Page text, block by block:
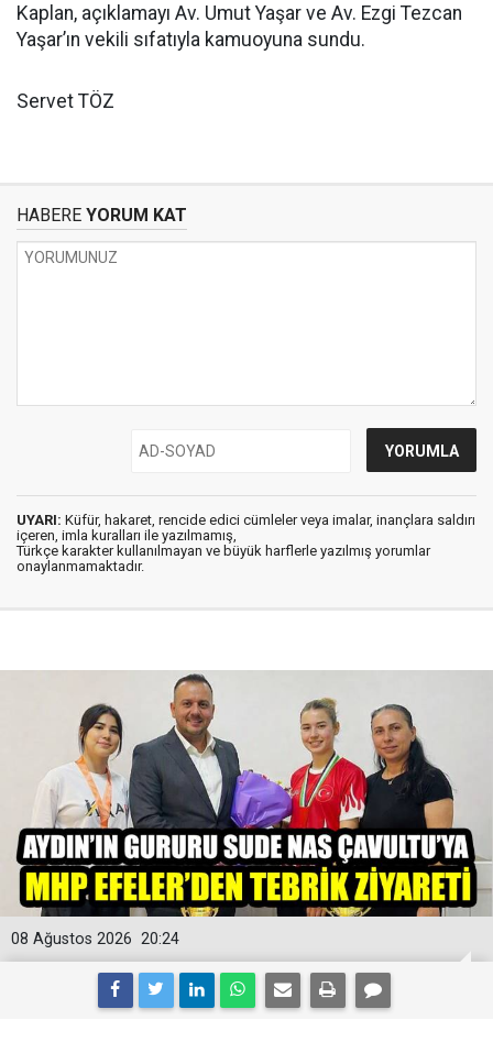
Kaplan, açıklamayı Av. Umut Yaşar ve Av. Ezgi Tezcan
Yaşar’ın vekili sıfatıyla kamuoyuna sundu.
Servet TÖZ
HABERE YORUM KAT
UYARI: Küfür, hakaret, rencide edici cümleler veya imalar, inançlara saldırı
içeren, imla kuralları ile yazılmamış,
Türkçe karakter kullanılmayan ve büyük harflerle yazılmış yorumlar
onaylanmamaktadır.
20:24
08 Ağustos 2026